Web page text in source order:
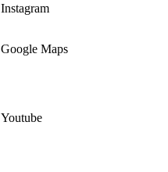
Instagram
Google Maps
Youtube